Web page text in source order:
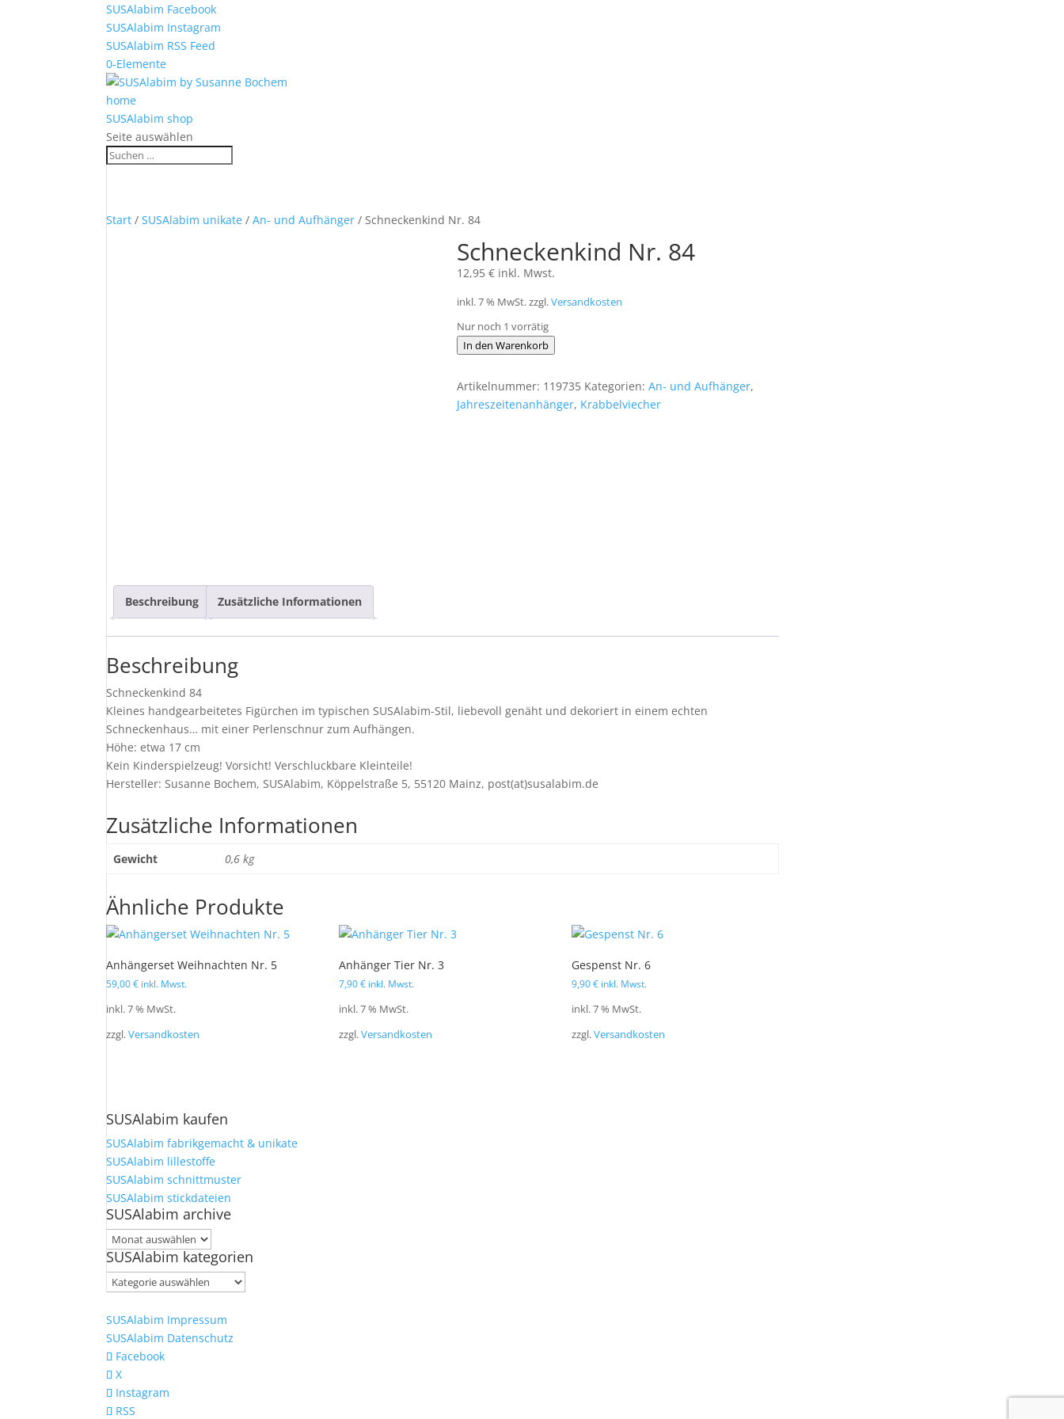
SUSAlabim Facebook
SUSAlabim Instagram
SUSAlabim RSS Feed
0-Elemente
home
SUSAlabim shop
Seite auswählen
Start /SUSAlabim unikate /An- und Aufhänger / Schneckenkind Nr. 84
Schneckenkind Nr. 84
12,95 € inkl. Mwst.
inkl. 7 % MwSt.zzgl.Versandkosten
Nur noch 1 vorrätig
Schneckenkind
84
Menge
In den Warenkorb
Artikelnummer: 119735 Kategorien: An- und Aufhänger,
Jahreszeitenanhänger, Krabbelviecher
Beschreibung Zusätzliche Informationen
Beschreibung
Schneckenkind 84
Kleines handgearbeitetes Figürchen im typischen SUSAlabim-Stil, liebevoll genäht und dekoriert in einem echten
Schneckenhaus… mit einer Perlenschnur zum Aufhängen.
Höhe: etwa 17 cm
Kein Kinderspielzeug! Vorsicht! Verschluckbare Kleinteile!
Hersteller: Susanne Bochem, SUSAlabim, Köppelstraße 5, 55120 Mainz, post(at)susalabim.de
Zusätzliche Informationen
Gewicht 0,6 kg
Ähnliche Produkte
Anhängerset Weihnachten Nr. 5
59,00€ inkl. Mwst.
inkl. 7 % MwSt.
zzgl.Versandkosten
Anhänger Tier Nr. 3
7,90€ inkl. Mwst.
inkl. 7 % MwSt.
zzgl.Versandkosten
Gespenst Nr. 6
9,90€ inkl. Mwst.
inkl. 7 % MwSt.
zzgl.Versandkosten
SUSAlabim kaufen
SUSAlabim fabrikgemacht & unikate
SUSAlabim lillestoffe
SUSAlabim schnittmuster
SUSAlabim stickdateien
SUSAlabim archive
SUSAlabim
archive
SUSAlabim kategorien
SUSAlabim
SUSAlabim Impressum
SUSAlabim Datenschutz
Facebook
X
Instagram
RSS